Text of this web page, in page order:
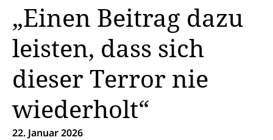
„Einen Beitrag dazu
leisten, dass sich
dieser Terror nie
wiederholt“
22. Januar 2026